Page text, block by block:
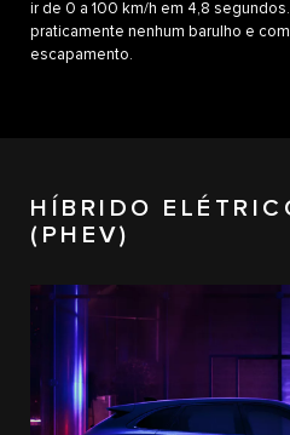
ir de 0 a 100 km/h em 4,8
praticamente nenhum barulho e
escapamento.
HÍBRIDO
(PHEV)